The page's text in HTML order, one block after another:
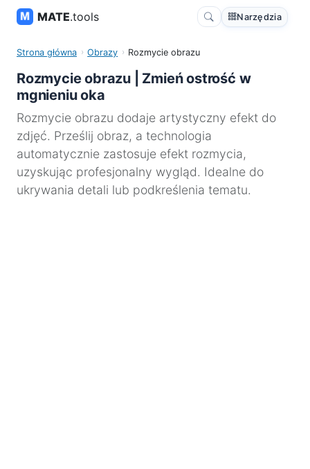
MATE.tools Narzędzia
Strona główna Obrazy Rozmycie obrazu
Rozmycie obrazu | Zmień ostrość w
mgnieniu oka
Rozmycie obrazu dodaje artystyczny efekt do
zdjęć. Prześlij obraz, a technologia
automatycznie zastosuje efekt rozmycia,
uzyskując profesjonalny wygląd. Idealne do
ukrywania detali lub podkreślenia tematu.